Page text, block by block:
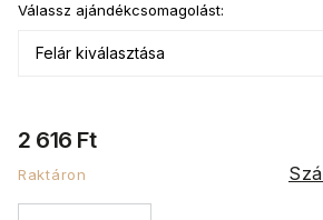
2 616 Ft
Raktáron
Válassz ajándékcsomagolást: